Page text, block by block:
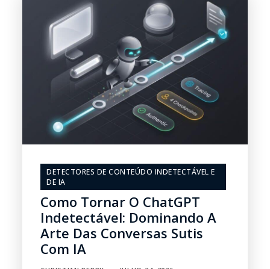
DETECTORES DE CONTEÚDO INDETECTÁVEL E
DE IA
Como Tornar O ChatGPT
Indetectável: Dominando A
Arte Das Conversas Sutis
Com IA